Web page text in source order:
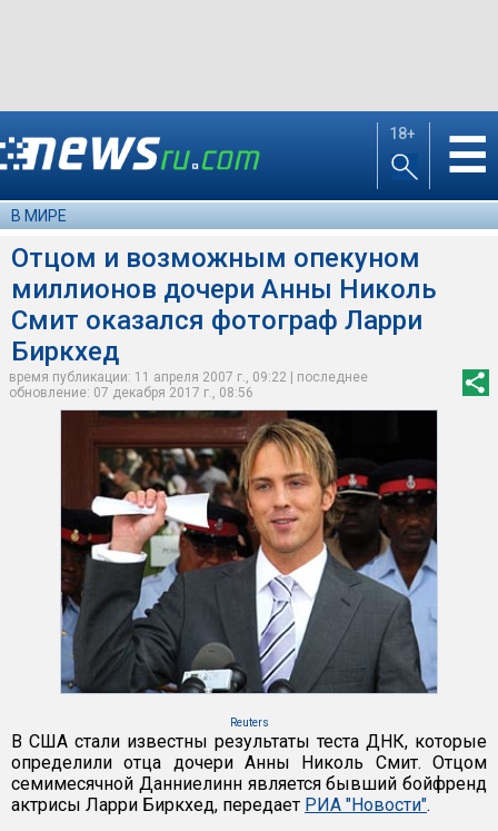
18+ ☰
В МИРЕ
Отцом и возможным опекуном
миллионов дочери Анны Николь
Смит оказался фотограф Ларри
Биркхед
время публикации: 11 апреля 2007 г., 09:22 | последнее
обновление: 07 декабря 2017 г., 08:56
Reuters
В США стали известны результаты теста ДНК, которые
определили отца дочери Анны Николь Смит. Отцом
семимесячной Данниелинн является бывший бойфренд
актрисы Ларри Биркхед, передает РИА "Новости".